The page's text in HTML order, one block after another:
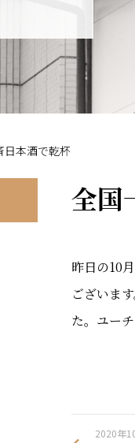
日本酒で乾杯
全国
昨日の10
ございま
た。ユー
2020年